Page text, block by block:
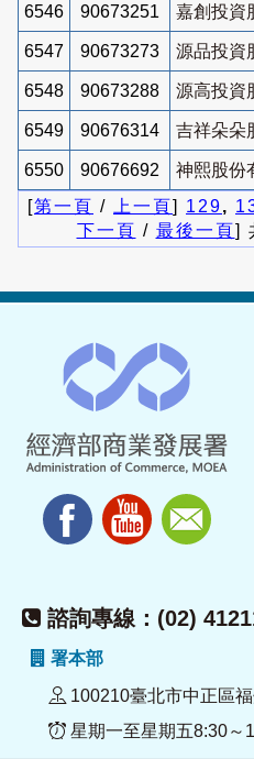
6546 90673251 嘉創投資
6547 90673273 源品投資
6548 90673288 源高投資
6549 90676314 吉祥朵朵
6550 90676692
神熙股份
[第一頁 / 上一頁] 129,
下一頁 / 最後一頁]
諮詢專線：(02)
署本部
100210臺北市中正區
星期一至星期五8:30～